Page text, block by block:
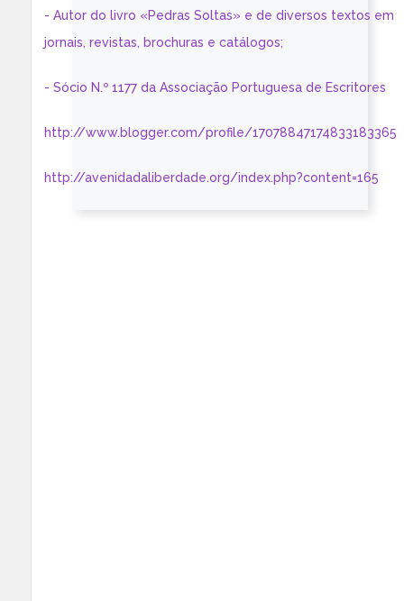
- Autor do livro «Pedras Soltas» e de diversos textos em
jornais, revistas, brochuras e catálogos;
- Sócio N.º 1177 da Associação Portuguesa de Escritores
http://www.blogger.com/profile/17078847174833183365
http://avenidadaliberdade.org/index.php?content=165